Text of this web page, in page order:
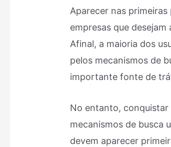
Aparecer nas
empresas que
Afinal, a maioria dos
pelos mecanismos de
importante fonte de
No entanto, conquistar
mecanismos de busca
devem aparecer